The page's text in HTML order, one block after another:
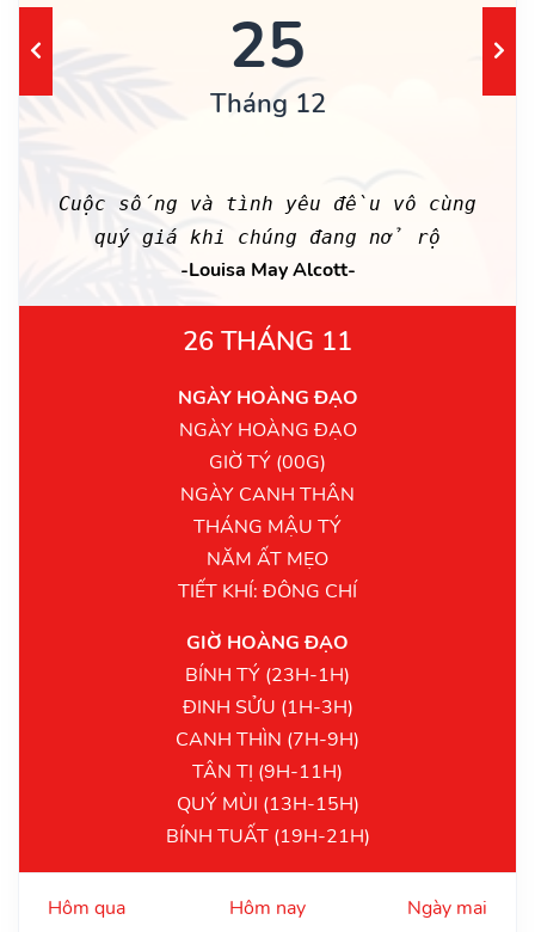
25
Tháng 12
Cuộc sống và tình yêu đều vô cùng
quý giá khi chúng đang nở rộ
-Louisa May Alcott-
26 THÁNG 11
NGÀY HOÀNG ĐẠO
NGÀY HOÀNG ĐẠO
GIỜ TÝ (00G)
NGÀY CANH THÂN
THÁNG MẬU TÝ
NĂM ẤT MẸO
TIẾT KHÍ: ĐÔNG CHÍ
GIỜ HOÀNG ĐẠO
BÍNH TÝ (23H-1H)
ĐINH SỬU (1H-3H)
CANH THÌN (7H-9H)
TÂN TỊ (9H-11H)
QUÝ MÙI (13H-15H)
BÍNH TUẤT (19H-21H)
Hôm qua Hôm nay Ngày mai